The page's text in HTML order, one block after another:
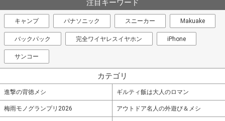
注目キーワード
キャンプ パナソニック スニーカー Makuake
バックパック 完全ワイヤレスイヤホン iPhone
サンコー
カテゴリ
進撃の背徳メシ ギルティ飯は大人のロマン
梅雨モノグランプリ2026 アウトドア名人の外遊び＆メシ